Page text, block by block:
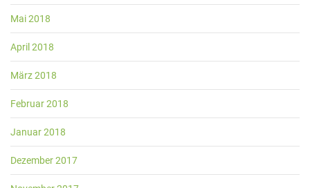
Mai 2018
April 2018
März 2018
Februar 2018
Januar 2018
Dezember 2017